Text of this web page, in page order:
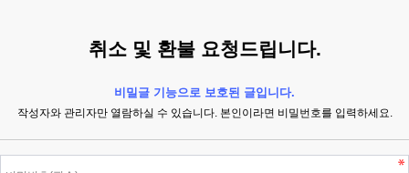
취소 및 환불 요청드립니다.
비밀글 기능으로 보호된 글입니다.
작성자와 관리자만 열람하실 수 있습니다. 본인이라면 비밀번호를 입력하세요.